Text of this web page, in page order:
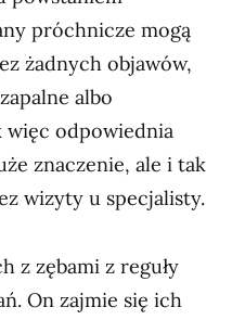
próchnicze mogą
żadnych objawów,
albo
więc odpowiednia
znaczenie, ale i tak
wizyty u specjalisty.
z zębami z reguły
On zajmie się ich